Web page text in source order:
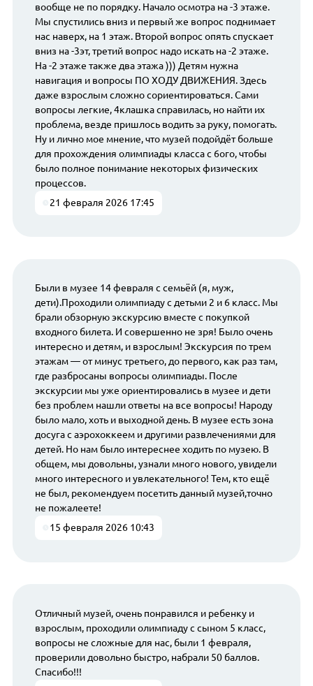
вообще не по порядку. Начало осмотра на -3 этаже.
Мы спустились вниз и первый же вопрос поднимает
нас наверх, на 1 этаж. Второй вопрос опять спускает
вниз на -3эт, третий вопрос надо искать на -2 этаже.
На -2 этаже также два этажа ))) Детям нужна
навигация и вопросы ПО ХОДУ ДВИЖЕНИЯ. Здесь
даже взрослым сложно сориентироваться. Сами
вопросы легкие, 4клашка справилась, но найти их
проблема, везде пришлось водить за руку, помогать.
Ну и лично мое мнение, что музей подойдёт больше
для прохождения олимпиады класса с 6ого, чтобы
было полное понимание некоторых физических
процессов.
21 февраля 2026 17:45
Были в музее 14 февраля с семьёй (я, муж,
дети).Проходили олимпиаду с детьми 2 и 6 класс. Мы
брали обзорную экскурсию вместе с покупкой
входного билета. И совершенно не зря! Было очень
интересно и детям, и взрослым! Экскурсия по трем
этажам — от минус третьего, до первого, как раз там,
где разбросаны вопросы олимпиады. После
экскурсии мы уже ориентировались в музее и дети
без проблем нашли ответы на все вопросы! Народу
было мало, хоть и выходной день. В музее есть зона
досуга с аэрохоккеем и другими развлечениями для
детей. Но нам было интереснее ходить по музею. В
общем, мы довольны, узнали много нового, увидели
много интересного и увлекательного! Тем, кто ещё
не был, рекомендуем посетить данный музей,точно
не пожалеете!
15 февраля 2026 10:43
Отличный музей, очень понравился и ребенку и
взрослым, проходили олимпиаду с сыном 5 класс,
вопросы не сложные для нас, были 1 февраля,
проверили довольно быстро, набрали 50 баллов.
Спасибо!!!